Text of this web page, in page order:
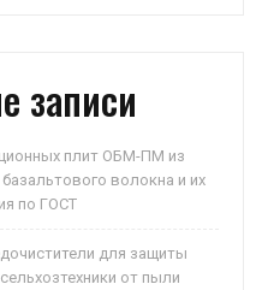
ni
ki
ть
записи
плит ОБМ-ПМ из
волокна и их
по ГОСТ
для защиты
от пыли